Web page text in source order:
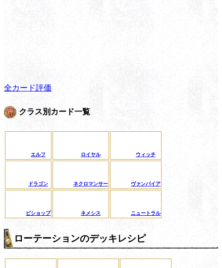
全カード評価
クラス別カード一覧
エルフ ロイヤル ウィッチ
ドラゴン ネクロマンサー ヴァンパイア
ビショップ ネメシス ニュートラル
ローテーションのデッキレシピ